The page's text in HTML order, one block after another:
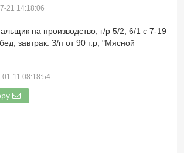
21 14:18:06
на производство, г/р 5/2, 6/1 с 7-19
завтрак. З/п от 90 т.р, "Мясной
01-11 08:18:54